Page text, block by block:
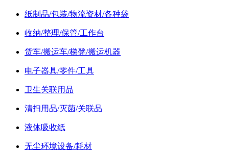
纸制品/包装/物流资材/各种袋
收纳/整理/保管/工作台
货车/搬运车/梯凳/搬运机器
电子器具/零件/工具
卫生关联用品
清扫用品/灭菌/关联品
液体吸收纸
无尘环境设备/耗材